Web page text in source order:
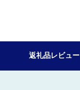
返礼品レビュー